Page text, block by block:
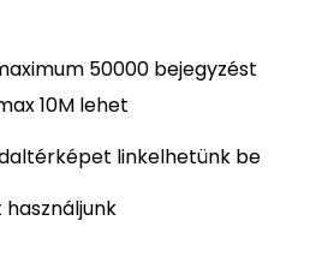
50000 bejegyzést
10M lehet
linkelhetünk be